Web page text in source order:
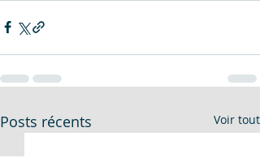
Posts récents Voir tout